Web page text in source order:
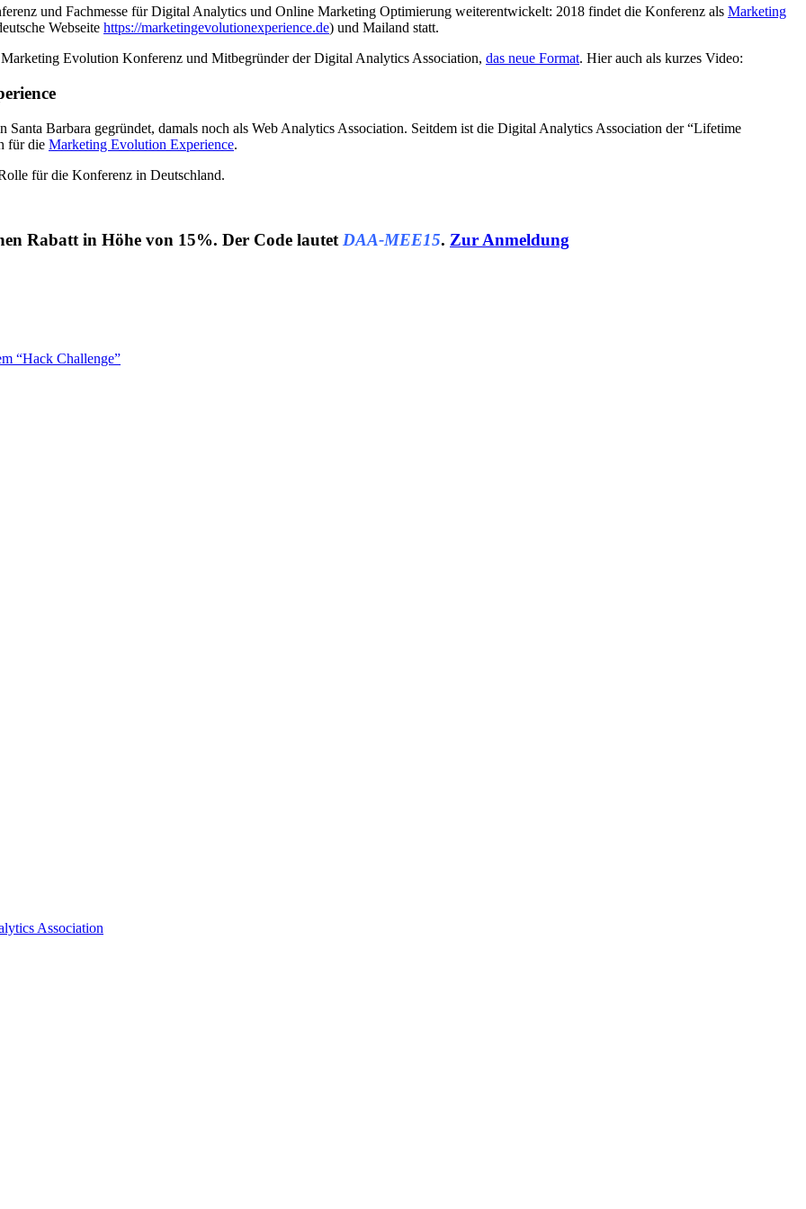
und Fachmesse für Digital Analytics und Online Marketing Optimierung weiterentwickelt: 2018 findet die Konferenz als Marketing
Webseite https://marketingevolutionexperience.de) und Mailand statt.
Evolution Konferenz und Mitbegründer der Digital Analytics Association, das neue Format. Hier auch als kurzes Video:
Santa Barbara gegründet, damals noch als Web Analytics Association. Seitdem ist die Digital Analytics Association der “Lifetime
für die Marketing Evolution Experience.
für die Konferenz in Deutschland.
Rabatt in Höhe von 15%. Der Code lautetDAA-MEE15. Zur Anmeldung
“Hack Challenge”
Association